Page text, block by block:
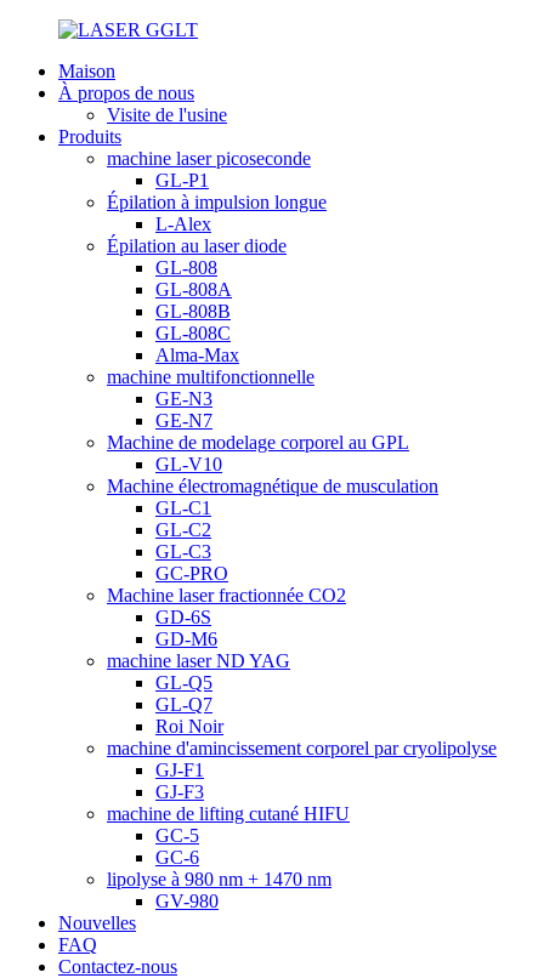
Maison
À propos de nous
Visite de l'usine
Produits
machine laser picoseconde
GL-P1
Épilation à impulsion longue
L-Alex
Épilation au laser diode
GL-808
GL-808A
GL-808B
GL-808C
Alma-Max
machine multifonctionnelle
GE-N3
GE-N7
Machine de modelage corporel au GPL
GL-V10
Machine électromagnétique de musculation
GL-C1
GL-C2
GL-C3
GC-PRO
Machine laser fractionnée CO2
GD-6S
GD-M6
machine laser ND YAG
GL-Q5
GL-Q7
Roi Noir
machine d'amincissement corporel par cryolipolyse
GJ-F1
GJ-F3
machine de lifting cutané HIFU
GC-5
GC-6
lipolyse à 980 nm + 1470 nm
GV-980
Nouvelles
FAQ
Contactez-nous